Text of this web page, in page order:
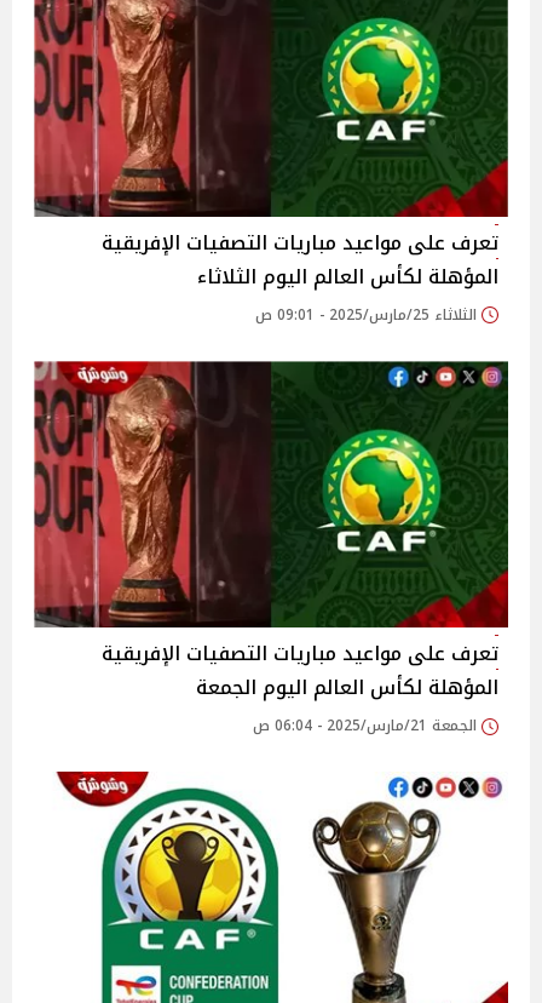
تعرف على مواعيد مباريات التصفيات الإفريقية
المؤهلة لكأس العالم اليوم الثلاثاء
الثلاثاء 25/مارس/2025 - 09:01 ص
تعرف على مواعيد مباريات التصفيات الإفريقية
المؤهلة لكأس العالم اليوم الجمعة
الجمعة 21/مارس/2025 - 06:04 ص